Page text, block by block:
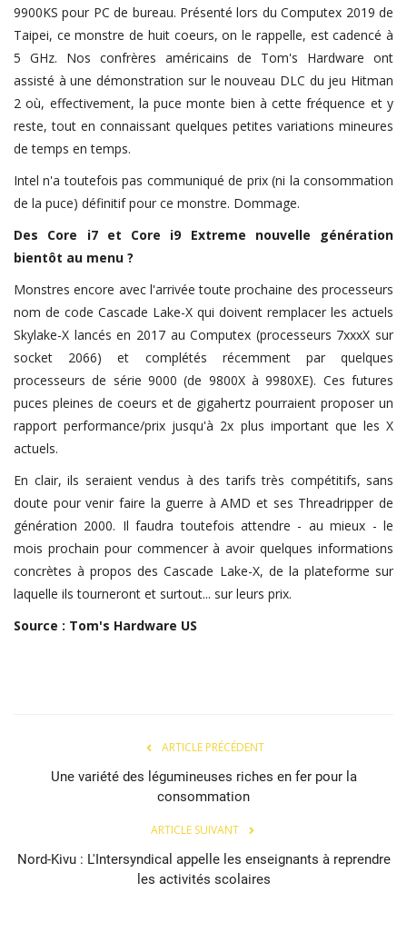
9900KS pour PC de bureau. Présenté lors du Computex 2019 de
Taipei, ce monstre de huit coeurs, on le rappelle, est cadencé à
5 GHz. Nos confrères américains de Tom's Hardware ont
assisté à une démonstration sur le nouveau DLC du jeu Hitman
2 où, effectivement, la puce monte bien à cette fréquence et y
reste, tout en connaissant quelques petites variations mineures
de temps en temps.
Intel n'a toutefois pas communiqué de prix (ni la consommation
de la puce) définitif pour ce monstre. Dommage.
Des Core i7 et Core i9 Extreme nouvelle génération
bientôt au menu ?
Monstres encore avec l'arrivée toute prochaine des processeurs
nom de code Cascade Lake-X qui doivent remplacer les actuels
Skylake-X lancés en 2017 au Computex (processeurs 7xxxX sur
socket 2066) et complétés récemment par quelques
processeurs de série 9000 (de 9800X à 9980XE). Ces futures
puces pleines de coeurs et de gigahertz pourraient proposer un
rapport performance/prix jusqu'à 2x plus important que les X
actuels.
En clair, ils seraient vendus à des tarifs très compétitifs, sans
doute pour venir faire la guerre à AMD et ses Threadripper de
génération 2000. Il faudra toutefois attendre - au mieux - le
mois prochain pour commencer à avoir quelques informations
concrètes à propos des Cascade Lake-X, de la plateforme sur
laquelle ils tourneront et surtout... sur leurs prix.
Source : Tom's Hardware US
ARTICLE PRÉCÉDENT
Une variété des légumineuses riches en fer pour la
consommation
ARTICLE SUIVANT
Nord-Kivu : L'Intersyndical appelle les enseignants à reprendre
les activités scolaires